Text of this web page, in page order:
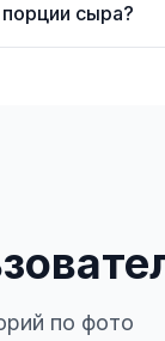
сыра?
по фото